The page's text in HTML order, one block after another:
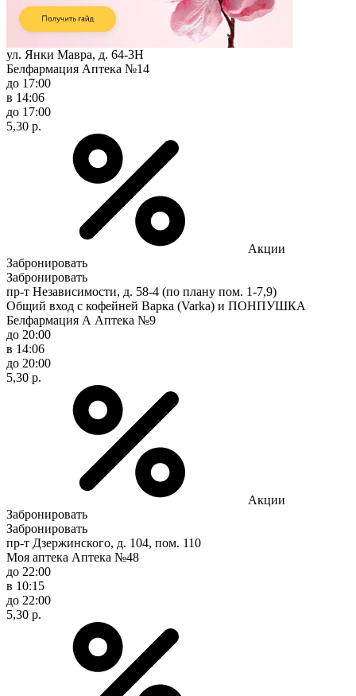
ул. Янки Мавра, д. 64-3Н
Белфармация Аптека №14
до 17:00
в 14:06
до 17:00
5,30 р.
Акции
Забронировать
Забронировать
пр-т Независимости, д. 58-4 (по плану пом. 1-7,9)
Общий вход с кофейней Варка (Varka) и ПОНПУШКА
Белфармация А Аптека №9
до 20:00
в 14:06
до 20:00
5,30 р.
Акции
Забронировать
Забронировать
пр-т Дзержинского, д. 104, пом. 110
Моя аптека Аптека №48
до 22:00
в 10:15
до 22:00
5,30 р.